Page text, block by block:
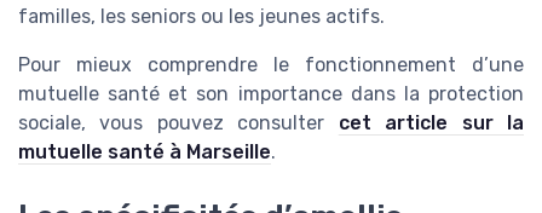
familles, les seniors ou les jeunes actifs.
Pour mieux comprendre le fonctionnement d’une
mutuelle santé et son importance dans la protection
sociale, vous pouvez consulter cet article sur la
mutuelle santé à Marseille.